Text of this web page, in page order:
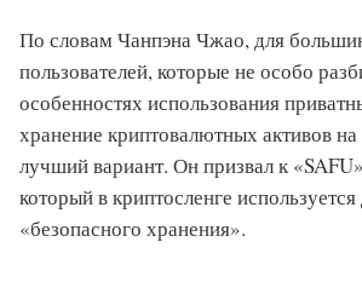
По словам Чанпэна Чжао, для
пользователей, которые не особо
особенностях использования
хранение криптовалютных активов
лучший вариант. Он призвал к
который в криптосленге
«безопасного хранения».